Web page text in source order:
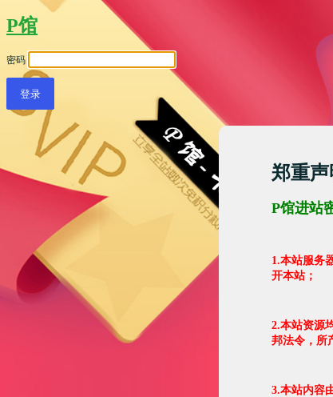
P馆
密码
郑重声
P馆进站
1.本站服务
开本站；
2.本站资源
邦法令，所
3.本站内容